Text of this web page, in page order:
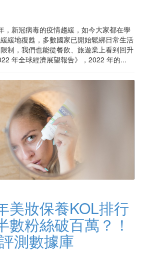
，新冠病毒的疫情趨緩，如今大家都在學
緩地復甦，多數國家已開始鬆綁日常生活
制，我們也能從餐飲、旅遊業上看到回升
年全球經濟展望報告》，2022 年的...
美妝保養KOL排行
數粉絲破百萬？！
測數據庫